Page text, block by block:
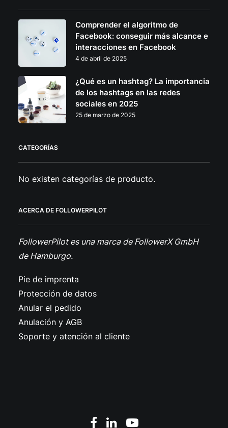
Comprender el algoritmo de
Facebook: conseguir más alcance e
interacciones en Facebook
4 de abril de 2025
¿Qué es un hashtag? La importancia
de los hashtags en las redes
sociales en 2025
25 de marzo de 2025
CATEGORÍAS
No existen categorías de producto.
ACERCA DE FOLLOWERPILOT
FollowerPilot es una marca de FollowerX GmbH
de Hamburgo.
Pie de imprenta
Protección de datos
Anular el pedido
Anulación y AGB
Soporte y atención al cliente